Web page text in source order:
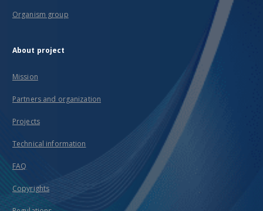
Organism group
About project
Mission
Partners and organization
Projects
Technical information
FAQ
Copyrights